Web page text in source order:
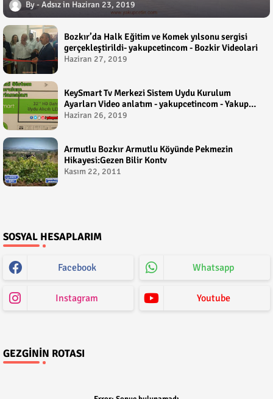
Adsız Haziran 23, 2019
Bozkır’da Halk Eğitim ve Komek yılsonu sergisi
gerçekleştirildi- yakupcetincom - Bozkir Videolari
Haziran 27, 2019
KeySmart Tv Merkezi Sistem Uydu Kurulum
Ayarları Video anlatım - yakupcetincom - Yakup
Çetin
Haziran 26, 2019
Armutlu Bozkır Armutlu Köyünde Pekmezin
Hikayesi:Gezen Bilir Kontv
Kasım 22, 2011
SOSYAL HESAPLARIM
Facebook Whatsapp
Instagram Youtube
GEZGININ ROTASI